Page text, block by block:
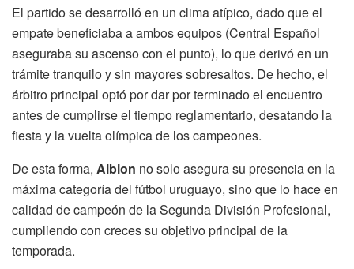
El partido se desarrolló en un clima atípico, dado que el
empate beneficiaba a ambos equipos (Central Español
aseguraba su ascenso con el punto), lo que derivó en un
trámite tranquilo y sin mayores sobresaltos. De hecho, el
árbitro principal optó por dar por terminado el encuentro
antes de cumplirse el tiempo reglamentario, desatando la
fiesta y la vuelta olímpica de los campeones.
De esta forma, Albion no solo asegura su presencia en la
máxima categoría del fútbol uruguayo, sino que lo hace en
calidad de campeón de la Segunda División Profesional,
cumpliendo con creces su objetivo principal de la
temporada.